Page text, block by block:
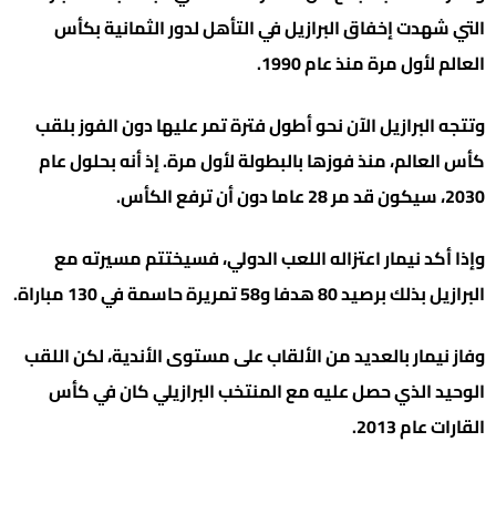
التي شهدت إخفاق البرازيل في التأهل لدور الثمانية بكأس
العالم لأول مرة منذ عام 1990.
وتتجه البرازيل الآن نحو أطول فترة تمر عليها دون الفوز بلقب
كأس العالم، منذ فوزها بالبطولة لأول مرة. إذ أنه بحلول عام
2030، سيكون قد مر 28 عاما دون أن ترفع الكأس.
وإذا أكد نيمار اعتزاله اللعب الدولي، فسيختتم مسيرته مع
البرازيل بذلك برصيد 80 هدفا و58 تمريرة حاسمة في 130 مباراة.
وفاز نيمار بالعديد من الألقاب على مستوى الأندية، لكن اللقب
الوحيد الذي حصل عليه مع المنتخب البرازيلي كان في كأس
القارات عام 2013.